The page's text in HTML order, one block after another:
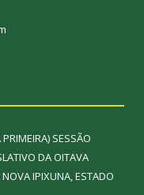
SESSÃO
DA OITAVA
IPIXUNA, ESTADO